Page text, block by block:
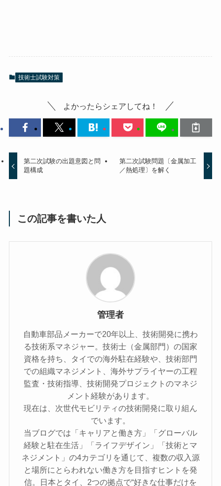
技術士試験対策
よかったらシェアしてね！
第二次試験の出題意図と問
題構成
第二次試験問題〔金属加工
／熱処理〕を解く
この記事を書いた人
管理者
自動車部品メーカーで20年以上、技術開発に携わ
る技術系マネジャー。技術士（金属部門）の国家
資格を持ち、タイでの海外駐在経験や、技術部門
での組織マネジメント、海外サプライヤーの工程
監査・技術指導、技術開発プロジェクトのマネジ
メント経験があります。
現在は、次世代モビリティの技術開発に取り組ん
でいます。
当ブログでは「キャリアと働き方」「グローバル
経験と駐在生活」「ライフデザイン」「技術とマ
ネジメント」の4カテゴリを通じて、複数の収入源
と場所にとらわれない働き方を目指すヒントを発
信。日本とタイ、2つの拠点で“好きな仕事だけを